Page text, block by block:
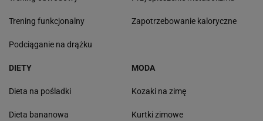
Trening funkcjonalny
Podciąganie na drążku
Zapotrzebowanie kaloryczne
DIETY
Dieta na pośladki
Dieta bananowa
MODA
Kozaki na zimę
Kurtki zimowe